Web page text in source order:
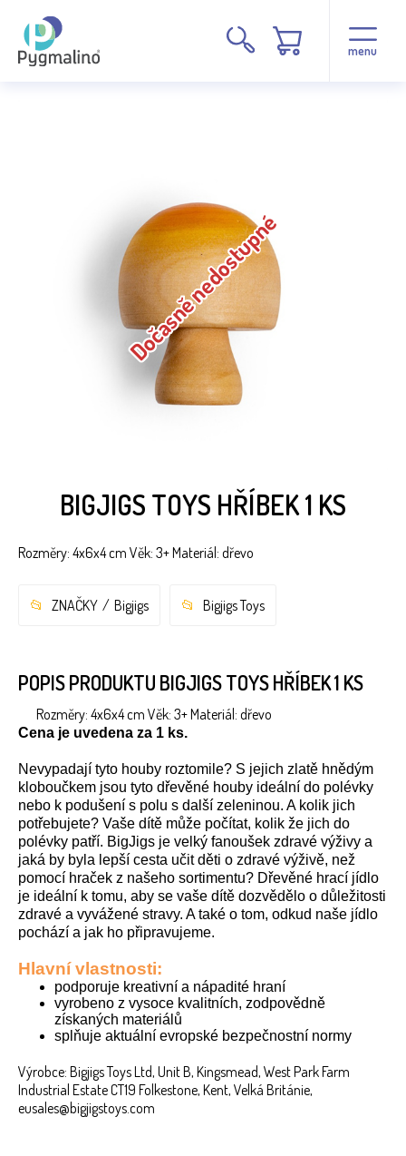
menu
Dočasně nedostupné
BIGJIGS TOYS HŘÍBEK 1 KS
Rozměry: 4x6x4 cm Věk: 3+ Materiál: dřevo
ZNAČKY Bigjigs Bigjigs Toys
POPIS PRODUKTU BIGJIGS TOYS HŘÍBEK 1 KS
Rozměry: 4x6x4 cm Věk: 3+ Materiál: dřevo
Cena je uvedena za 1 ks.
Nevypadají tyto houby roztomile? S jejich zlatě hnědým
kloboučkem jsou tyto dřevěné houby ideální do polévky
nebo k podušení s polu s další zeleninou. A kolik jich
potřebujete? Vaše dítě může počítat, kolik že jich do
polévky patří. BigJigs je velký fanoušek zdravé výživy a
jaká by byla lepší cesta učit děti o zdravé výživě, než
pomocí hraček z našeho sortimentu? Dřevěné hrací jídlo
je ideální k tomu, aby se vaše dítě dozvědělo o důležitosti
zdravé a vyvážené stravy. A také o tom, odkud naše jídlo
pochází a jak ho připravujeme.
Hlavní vlastnosti:
podporuje kreativní a nápadité hraní
vyrobeno z vysoce kvalitních, zodpovědně
získaných materiálů
splňuje aktuální evropské bezpečnostní normy
Výrobce: Bigjigs Toys Ltd, Unit B, Kingsmead, West Park Farm
Industrial Estate CT19 Folkestone, Kent, Velká Británie,
eusales@bigjigstoys.com